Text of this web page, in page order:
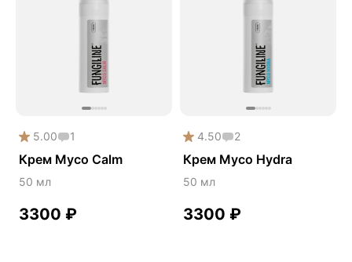
5.00 1
Крем Myco Calm
50 мл
3300 ₽
4.50 2
Крем Myco Hydra
50 мл
3300 ₽